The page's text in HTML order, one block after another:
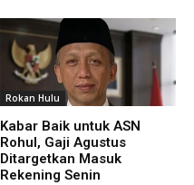
Rokan Hulu
Kabar Baik untuk ASN
Rohul, Gaji Agustus
Ditargetkan Masuk
Rekening Senin